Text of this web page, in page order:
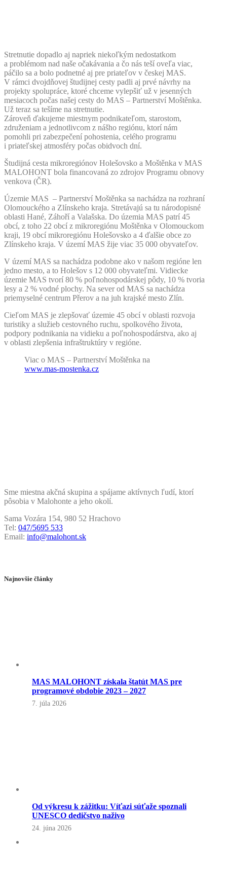
Stretnutie dopadlo aj napriek niekoľkým nedostatkom
a problémom nad naše očakávania a čo nás teší oveľa viac,
páčilo sa a bolo podnetné aj pre priateľov v českej MAS.
V rámci dvojdňovej študijnej cesty padli aj prvé návrhy na
projekty spolupráce, ktoré chceme vylepšiť už v jesenných
mesiacoch počas našej cesty do MAS – Partnerství Moštěnka.
Už teraz sa tešíme na stretnutie.
Zároveň ďakujeme miestnym podnikateľom, starostom,
združeniam a jednotlivcom z nášho regiónu, ktorí nám
pomohli pri zabezpečení pohostenia, celého programu
i priateľskej atmosféry počas obidvoch dní.
Študijná cesta mikroregiónov Holešovsko a Moštěnka v MAS
MALOHONT bola financovaná zo zdrojov Programu obnovy
venkova (ČR).
Územie MAS – Partnerství Moštěnka sa nachádza na rozhraní
Olomouckého a Zlínskeho kraja. Stretávajú sa tu národopisné
oblasti Hané, Záhoří a Valašska. Do územia MAS patrí 45
obcí, z toho 22 obcí z mikroregiónu Moštěnka v Olomouckom
kraji, 19 obcí mikroregiónu Holešovsko a 4 ďalšie obce zo
Zlínskeho kraja. V území MAS žije viac 35 000 obyvateľov.
V území MAS sa nachádza podobne ako v našom regióne len
jedno mesto, a to Holešov s 12 000 obyvateľmi. Vidiecke
územie MAS tvorí 80 % poľnohospodárskej pôdy, 10 % tvoria
lesy a 2 % vodné plochy. Na sever od MAS sa nachádza
priemyselné centrum Přerov a na juh krajské mesto Zlín.
Cieľom MAS je zlepšovať územie 45 obcí v oblasti rozvoja
turistiky a služieb cestovného ruchu, spolkového života,
podpory podnikania na vidieku a poľnohospodárstva, ako aj
v oblasti zlepšenia infraštruktúry v regióne.
Viac o MAS – Partnerství Moštěnka na
www.mas-mostenka.cz
Sme miestna akčná skupina a spájame aktívnych ľudí, ktorí
pôsobia v Malohonte a jeho okolí.
Sama Vozára 154, 980 52 Hrachovo
Tel: 047/5695 533
Email: info@malohont.sk
Najnovšie články
MAS MALOHONT získala štatút MAS pre
programové obdobie 2023 – 2027
7. júla 2026
Od výkresu k zážitku: Víťazi súťaže spoznali
UNESCO dedičstvo naživo
24. júna 2026